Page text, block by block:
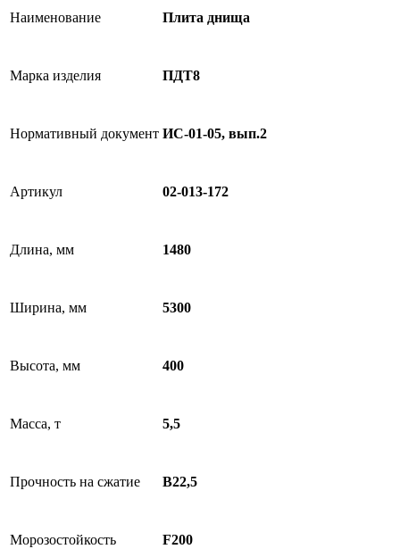
Наименование Плита днища
Марка изделия ПДТ8
Нормативный документ ИС-01-05, вып.2
Артикул 02-013-172
Длина, мм 1480
Ширина, мм 5300
Высота, мм 400
Масса, т 5,5
Прочность на сжатие B22,5
Морозостойкость F200